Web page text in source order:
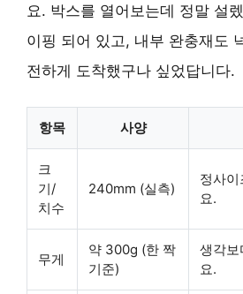
요. 박스를 열어보는데 정말 설
이핑 되어 있고, 내부 완충재도
전하게 도착했구나 싶었답니다.
항목 사양
크
기/
치수
240mm (실측)
정사
요.
무게
약 300g (한 짝
기준)
생각보
요.